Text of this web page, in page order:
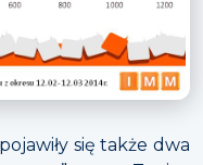
się także dwa